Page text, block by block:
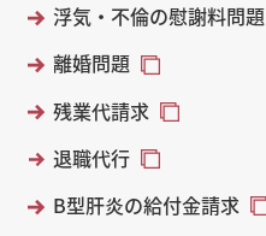
浮気・不倫の慰謝料問題
離婚問題
残業代請求
退職代行
B型肝炎の給付金請求